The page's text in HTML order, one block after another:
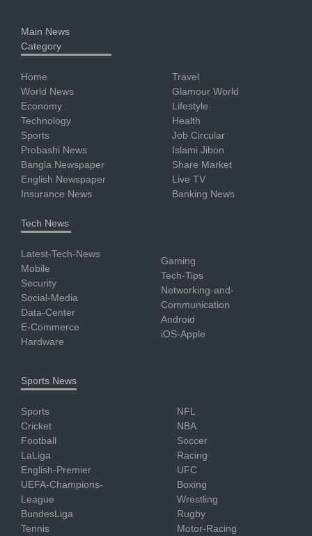
Main News
Category
Home
World News
Economy
Technology
Sports
Probashi News
Bangla Newspaper
English Newspaper
Insurance News
Travel
Glamour World
Lifestyle
Health
Job Circular
Islami Jibon
Share Market
Live TV
Banking News
Tech News
Latest-Tech-News
Mobile
Security
Social-Media
Data-Center
E-Commerce
Hardware
Gaming
Tech-Tips
Networking-and-
Communication
Android
iOS-Apple
Sports News
Sports
Cricket
Football
LaLiga
English-Premier
UEFA-Champions-
League
BundesLiga
Tennis
NFL
NBA
Soccer
Racing
UFC
Boxing
Wrestling
Rugby
Motor-Racing